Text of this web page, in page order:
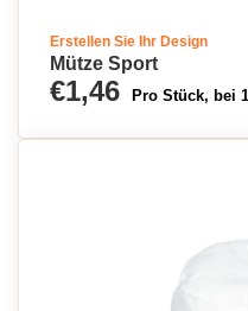
Erstellen Sie Ihr Design
Mütze Sport
€1,46 Pro Stück, bei